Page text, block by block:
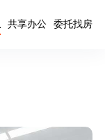
共享办公 委托找房